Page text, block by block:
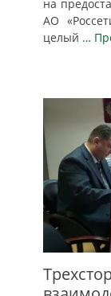
на
АО
целый …